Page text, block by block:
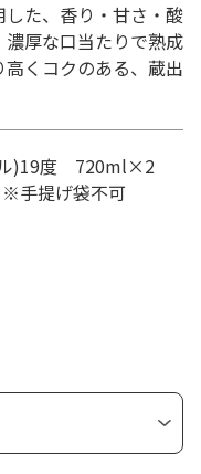
た、香り・甘さ・酸
厚な口当たりで熟成
くコクのある、蔵出
ル)19度 720ml×2
手提げ袋不可